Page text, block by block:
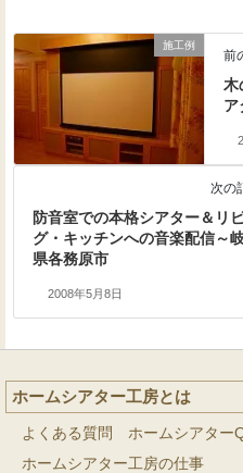
施工例
前
木
ア
次の
防音室での本格シアター＆リ
グ・キッチンへの音楽配信～
県各務原市
2008年5月8日
ホームシアター工房とは
よくある質問 ホームシアター
ホームシアター工房の仕事